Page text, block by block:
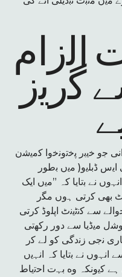
اﻟزام
ﮔرﯾز
ﺟو ﺧﯾﺑر ﭘﺧﺗوﻧﺧوا ﮐﻣﯾﺷن
ڈﺑﻠﯾو( ﻣﯾں ﺑطور
ﻧﮯ ﺑﺗﺎﯾﺎ کہ ”ﻣﯾں اﯾﮏ
ﺑﮭﯽ ﮐرﺗﯽ ﮨوں ﻣﮕر
ﺳﮯ ﮐﻧﭨﯾﻧٹ اﭘﻠوڈ ﮐرﺗﯽ
ﻣﯾڈﯾﺎ ﺳﮯ دور رﮐﮭﺗﯽ
ﻧﺟﯽ زﻧدﮔﯽ ﮐو ﻟﮯ ﮐر
ﻧﮯ ﺑﺗﺎﯾﺎ کہ اﻧﮩﯾں
ﮐﯾوﻧﮑہ وه ﺑﮩت اﺣﺗﯾﺎط